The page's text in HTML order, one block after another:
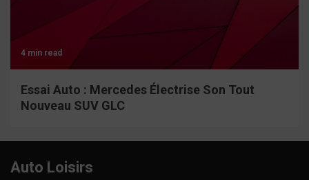
4 min read
Essai Auto : Mercedes Électrise Son Tout
Nouveau SUV GLC
Auto Loisirs